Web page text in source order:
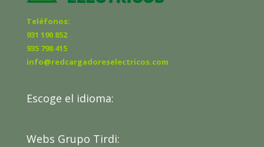
Teléfonos:
931 190 852
935 798 415
info@redcargadoreselectricos.com
Escoge el idioma:
Webs Grupo Tirdi: